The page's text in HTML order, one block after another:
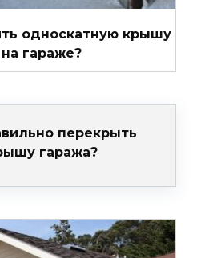
односкатную крышу
на гараже?
перекрыть
гаража?